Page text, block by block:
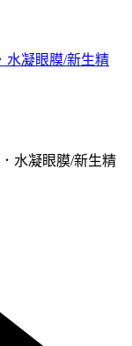
水凝眼膜/新生精
水凝眼膜/新生精